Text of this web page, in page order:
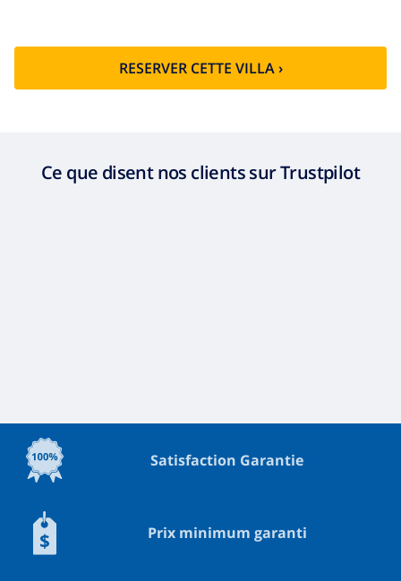
RESERVER CETTE VILLA ›
Ce que disent nos clients sur Trustpilot
Satisfaction Garantie
Prix minimum garanti